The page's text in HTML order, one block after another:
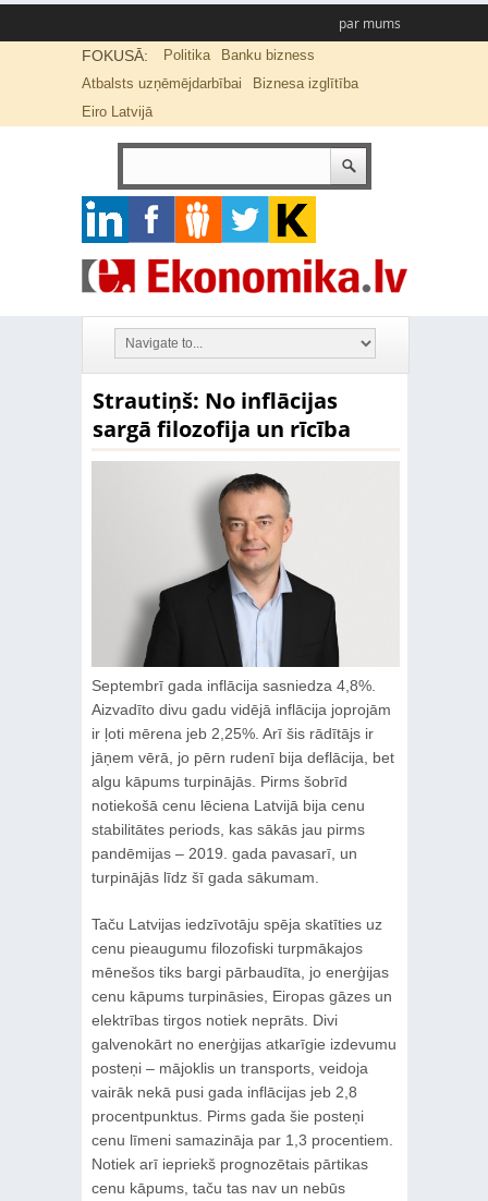
par mums
FOKUSĀ: Politika
Banku bizness
Atbalsts uzņēmējdarbībai
Biznesa izglītība
Eiro Latvijā
Strautiņš: No inflācijas
sargā filozofija un rīcība
Septembrī gada inflācija sasniedza 4,8%.
Aizvadīto divu gadu vidējā inflācija joprojām
ir ļoti mērena jeb 2,25%. Arī šis rādītājs ir
jāņem vērā, jo pērn rudenī bija deflācija, bet
algu kāpums turpinājās. Pirms šobrīd
notiekošā cenu lēciena Latvijā bija cenu
stabilitātes periods, kas sākās jau pirms
pandēmijas – 2019. gada pavasarī, un
turpinājās līdz šī gada sākumam.
Taču Latvijas iedzīvotāju spēja skatīties uz
cenu pieaugumu filozofiski turpmākajos
mēnešos tiks bargi pārbaudīta, jo enerģijas
cenu kāpums turpināsies, Eiropas gāzes un
elektrības tirgos notiek neprāts. Divi
galvenokārt no enerģijas atkarīgie izdevumu
posteņi – mājoklis un transports, veidoja
vairāk nekā pusi gada inflācijas jeb 2,8
procentpunktus. Pirms gada šie posteņi
cenu līmeni samazināja par 1,3 procentiem.
Notiek arī iepriekš prognozētais pārtikas
cenu kāpums, taču tas nav un nebūs